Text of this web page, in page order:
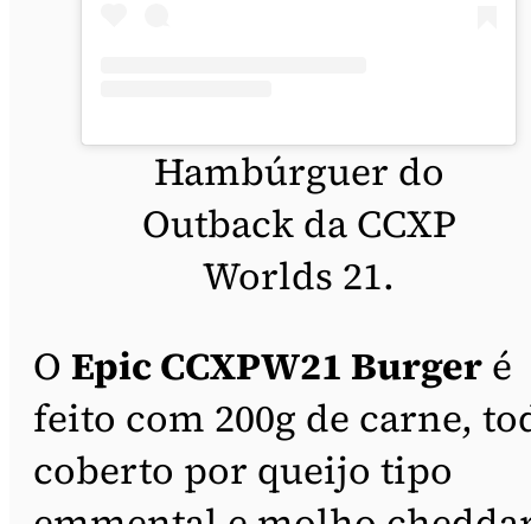
Hambúrguer do
Outback da CCXP
Worlds 21.
O Epic CCXPW21 Burger é
feito com 200g de carne,
coberto por queijo tipo